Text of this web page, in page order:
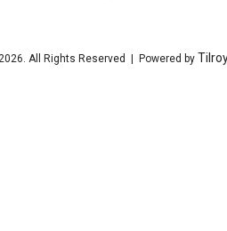
All Rights Reserved | Powered by